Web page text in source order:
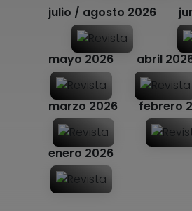
julio / agosto 2026
mayo 2026 abril
marzo 2026 febrero
enero 2026